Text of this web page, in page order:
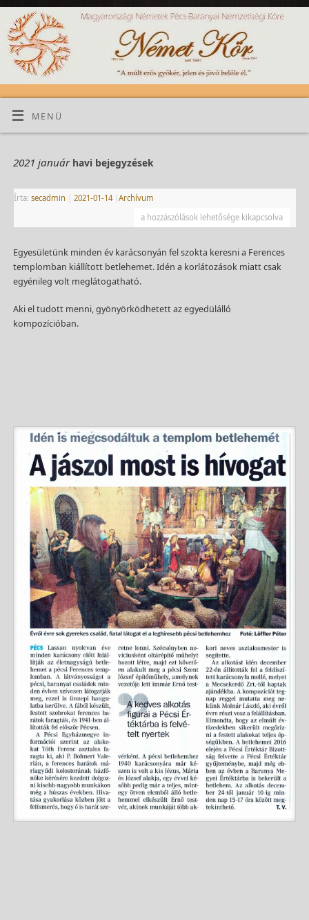
MENÜ
2021 januárhavi bejegyzések
Írta: secadmin 2021-01-14
Archívum
a hozzászólások lehetősége kikapcsolva
Egyesületünk minden év karácsonyán fel szokta keresni a Ferences
templomban kiállított betlehemet. Idén a korlátozások miatt csak
egyénileg volt meglátogatható.
Aki el tudott menni, gyönyörködhetett az egyedülálló
kompozícióban.